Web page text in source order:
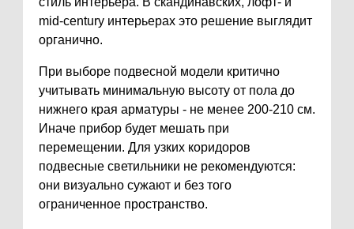
mid-century интерьерах это решение выглядит
органично.
При выборе подвесной модели критично
учитывать минимальную высоту от пола до
нижнего края арматуры - не менее 200-210 см.
Иначе прибор будет мешать при
перемещении. Для узких коридоров
подвесные светильники не рекомендуются:
они визуально сужают и без того
ограниченное пространство.